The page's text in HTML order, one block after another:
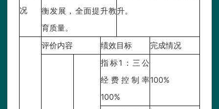
况
衡发展，全面提升教
育质量。
升。
评价内容 绩效目标 完成情况
指标1：三公
经费控制率
100%
100%